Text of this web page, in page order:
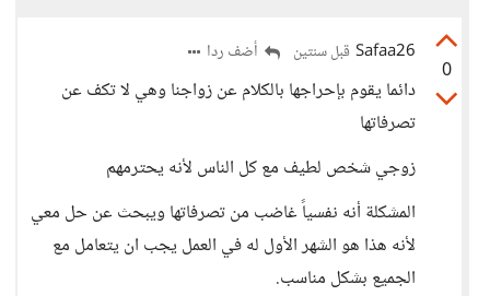
0
Safaa26 قبل سنتين أضف ردا
دائما يقوم بإحراجها بالكلام عن زواجنا وهي لا تكف عن
تصرفاتها
زوجي شخص لطيف مع كل الناس لأنه يحترمهم
المشكلة أنه نفسياً غاضب من تصرفاتها ويبحث عن حل معي
لأنه هذا هو الشهر الأول له في العمل يجب ان يتعامل مع
الجميع بشكل مناسب.